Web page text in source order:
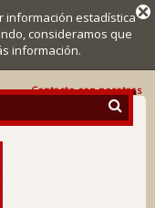
Contacte con nosotros
información estadística
consideramos que
información.